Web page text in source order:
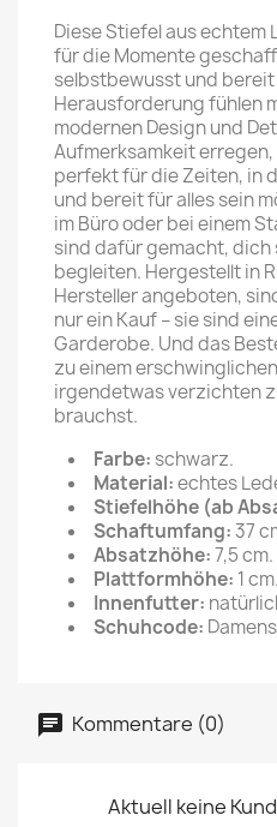
Diese Stiefel aus echtem
für die Momente
selbstbewusst und
Herausforderung fühlen
modernen Design und
Aufmerksamkeit
perfekt für die Zeiten, in
und bereit für alles sein
im Büro oder bei einem
sind dafür gemacht,
begleiten. Hergestellt in
Hersteller angeboten,
nur ein Kauf – sie sind
Garderobe. Und das
zu einem
irgendetwas verzichten
brauchst.
Farbe: schwarz.
Material:echtes
Stiefelhöhe (ab
Schaftumfang:37
Absatzhöhe:7,5 cm.
Plattformhöhe: 1 cm.
Innenfutter:
Schuhcode:
Kommentare (0)
Aktuell keine